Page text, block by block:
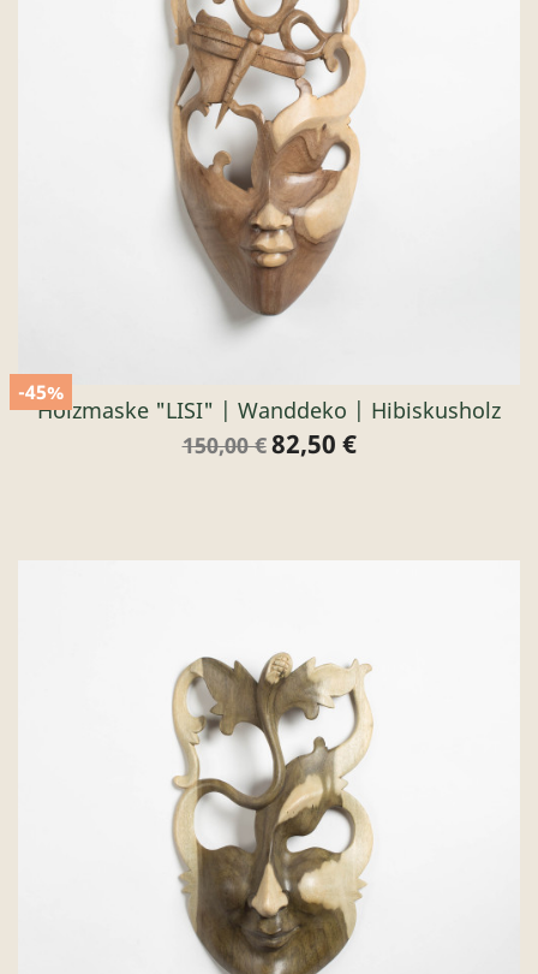
Holzmaske "LISI" | Wanddeko | Hibiskusholz
Verkaufspreis
150,00 €
-45%
Preis
82,50 €